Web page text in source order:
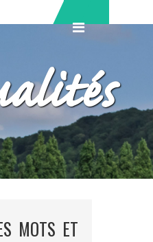
MOTS ET